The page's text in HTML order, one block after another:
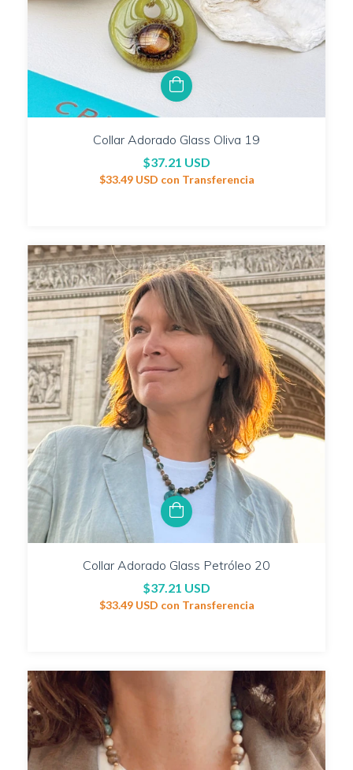
Collar Adorado Glass Oliva 19
$37.21 USD
$33.49 USD con Transferencia
Collar Adorado Glass Petróleo 20
$37.21 USD
$33.49 USD con Transferencia